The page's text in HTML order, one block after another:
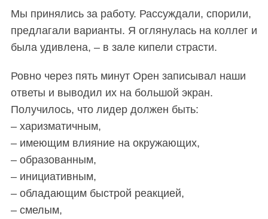
Мы принялись за работу. Рассуждали, спорили,
предлагали варианты. Я оглянулась на коллег и
была удивлена, – в зале кипели страсти.
Ровно через пять минут Орен записывал наши
ответы и выводил их на большой экран.
Получилось, что лидер должен быть:
– харизматичным,
– имеющим влияние на окружающих,
– образованным,
– инициативным,
– обладающим быстрой реакцией,
– смелым,